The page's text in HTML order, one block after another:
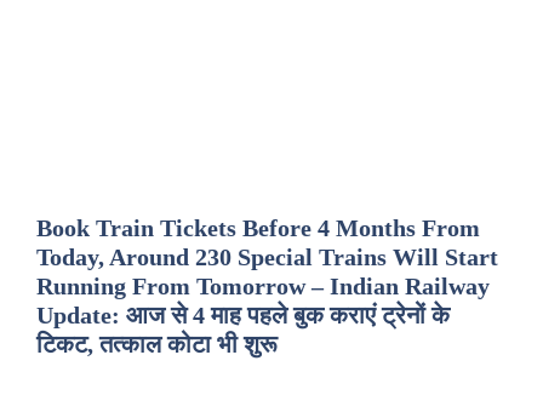
Book Train Tickets Before 4 Months From
Today, Around 230 Special Trains Will Start
Running From Tomorrow – Indian Railway
Update: आज से 4 माह पहले बुक कराएं ट्रेनों के
टिकट, तत्काल कोटा भी शुरू